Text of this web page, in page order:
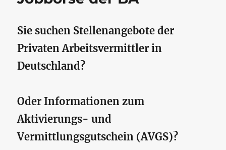
Sie suchen Stellenangebote der
Privaten Arbeitsvermittler in
Deutschland?
Oder Informationen zum
Aktivierungs- und
Vermittlungsgutschein (AVGS)?